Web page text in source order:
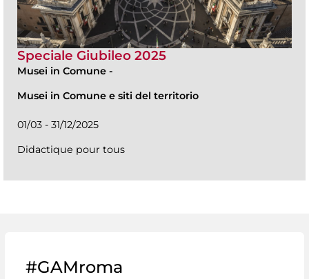
Speciale Giubileo 2025
Musei in Comune -
Musei in Comune e siti del territorio
01/03 - 31/12/2025
Didactique pour tous
#GAMroma